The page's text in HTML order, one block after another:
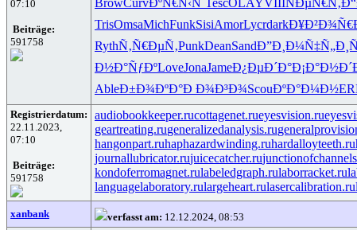
07:10
Beiträge:
591758
BrowCurvÐºÑ€Ñ‹ÑˆTescOLAYVIIIÑÐµÑ€Ñ‚
TrisOmsaMichFunkSisiAmorLycrdarkÐ¥Ð²Ð¾Ñ€
RythÑ‚Ñ€ÐµÑ‚PunkDeanSandÐ”Ð¸Ð¼Ñ‡
Ð½Ð°ÑƒÐºLoveJonaJameÐ¿ÐµÐ´Ð°Ð¡Ð°Ð½Ð´
AbleÐ±Ð¾ÐºÐ°Ð Ð¾Ð³Ð¾ScouÐºÐ°Ð¼Ð½
Registrierdatum:
22.11.2023,
07:10
Beiträge:
591758
audiobookkeeper.rucottagenet.rueyesvision.ru
geartreating.rugeneralizedanalysis.ru
hangonpart.ruhaphazardwinding.ruhardalloyteeth.ru
journallubricator.rujuicecatcher.ru
kondoferromagnet.rulabeledgraph.rulaborracket.ru
languagelaboratory.rulargeheart.rulasercalibration.ru
xanbank verfasst am: 12.12.2024, 08:53